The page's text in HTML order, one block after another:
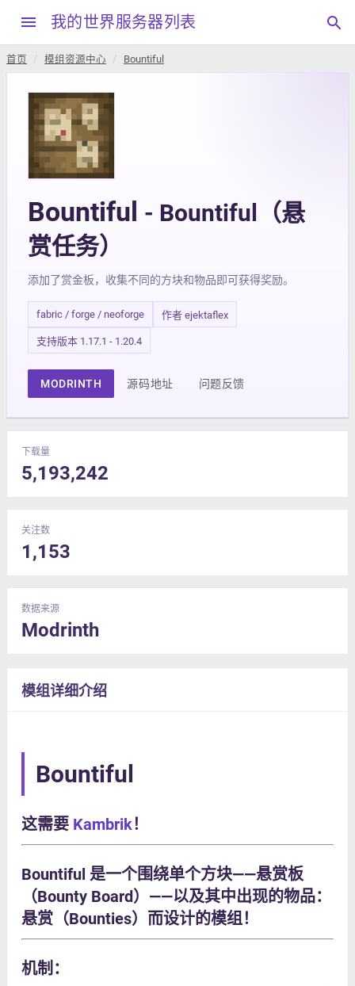
menu 我的世界服务器列表 search
首页 模组资源中心 Bountiful
Bountiful - Bountiful（悬
赏任务）
添加了赏金板，收集不同的方块和物品即可获得奖励。
fabric / forge / neoforge 作者 ejektaflex
支持版本 1.17.1 - 1.20.4
MODRINTH 源码地址 问题反馈
下载量
5,193,242
关注数
1,153
数据来源
Modrinth
模组详细介绍
Bountiful
这需要 Kambrik！
Bountiful 是一个围绕单个方块——悬赏板
（Bounty Board）——以及其中出现的物品：
悬赏（Bounties）而设计的模组！
机制：